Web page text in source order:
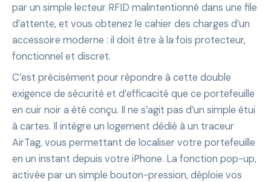
par un simple lecteur RFID malintentionné dans une file
d’attente, et vous obtenez le cahier des charges d’un
accessoire moderne : il doit être à la fois protecteur,
fonctionnel et discret.
C’est précisément pour répondre à cette double
exigence de sécurité et d’efficacité que ce portefeuille
en cuir noir a été conçu. Il ne s’agit pas d’un simple étui
à cartes. Il intègre un logement dédié à un traceur
AirTag, vous permettant de localiser votre portefeuille
en un instant depuis votre iPhone. La fonction pop-up,
activée par un simple bouton-pression, déploie vos